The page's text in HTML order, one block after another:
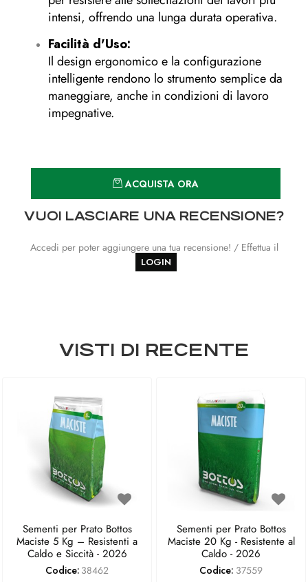
intensi, offrendo una lunga durata operativa.
Facilità d'Uso:
Il design ergonomico e la configurazione
intelligente rendono lo strumento semplice da
maneggiare, anche in condizioni di lavoro
impegnative.
ACQUISTA ORA
VUOI LASCIARE UNA RECENSIONE?
Accedi per poter aggiungere una tua recensione! / Effettua il
LOGIN
VISTI DI RECENTE
Sementi per Prato Bottos
Maciste 5 Kg – Resistenti a
Caldo e Siccità - 2026
Codice: 38462
Sementi per Prato Bottos
Maciste 20 Kg - Resistente al
Caldo - 2026
Codice: 37559